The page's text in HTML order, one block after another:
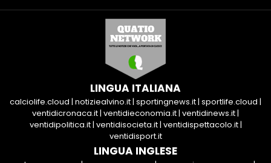
LINGUA ITALIANA
calciolife.cloud | notiziealvino.it| sportingnews.it| sportlife.cloud |
ventidicronaca.it| ventidieconomia.it| ventidinews.it|
ventidipolitica.it| ventidisocieta.it| ventidispettacolo.it|
ventidisport.it
LINGUA INGLESE